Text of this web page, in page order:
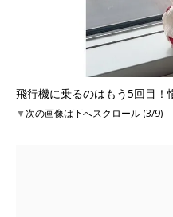
飛行機に乗るのはもう5回目！
▼次の画像は下へスクロール (3/9)